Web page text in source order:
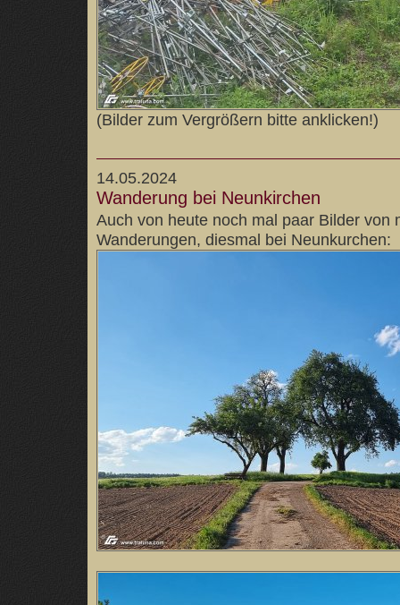
(Bilder zum Vergrößern bitte anklicken!)
14.05.2024
Wanderung bei Neunkirchen
Auch von heute noch mal paar Bilder von
Wanderungen, diesmal bei Neunkurchen: